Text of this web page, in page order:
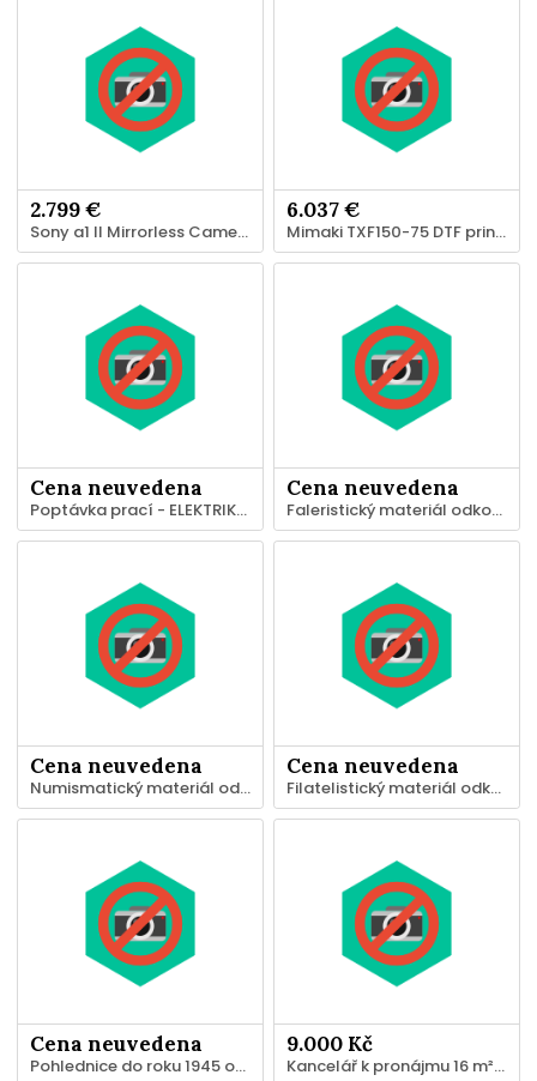
2.799 €
Sony a1 II Mirrorless Camera
6.037 €
Mimaki TXF150-75 DTF printer
Cena neuvedena
Poptávka prací - ELEKTRIKÁŘ
Cena neuvedena
Faleristický materiál odkoupím hotově za katalogové ceny
Cena neuvedena
Numismatický materiál odkoupím hotově za katalogové ceny
Cena neuvedena
Filatelistický materiál odkoupím hotově za katalogové ceny
Cena neuvedena
Pohlednice do roku 1945 odkoupím hotově
9.000 Kč
Kancelář k pronájmu 16 m² – vybavená, klimatizace, skvělá dostupnost